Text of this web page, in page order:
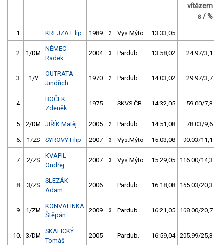
vítězem
s / %
1. KREJZA Filip 1989 2 Vys.Mýto 13:33,05
2. 1/DM
NĚMEC
Radek
2004 3 Pardub. 13:58,02 24.97/3,1
3. 1/V
OUTRATA
Jindřich
1970 2 Pardub. 14:03,02 29.97/3,7
4.
BOČEK
Zdeněk
1975 SKVS ČB 14:32,05 59.00/7,3
5. 2/DM JIŘÍK Matěj 2005 2 Pardub. 14:51,08 78.03/9,6
6. 1/ZS SYROVÝ Filip 2007 3 Vys.Mýto 15:03,08 90.03/11,1
7. 2/ZS
KVAPIL
Ondřej
2007 3 Vys.Mýto 15:29,05 116.00/14,3
8. 3/ZS
SLEZÁK
Adam
2006 Pardub. 16:18,08 165.03/20,3
9. 1/ZM
KONVALINKA
Štěpán
2009 3 Pardub. 16:21,05 168.00/20,7
10. 3/DM
SKALICKÝ
Tomáš
2005 Pardub. 16:59,04 205.99/25,3